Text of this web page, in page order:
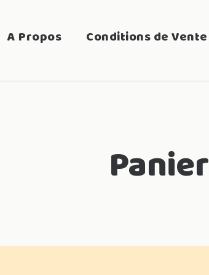
A Propos Conditions de Vente
Panier